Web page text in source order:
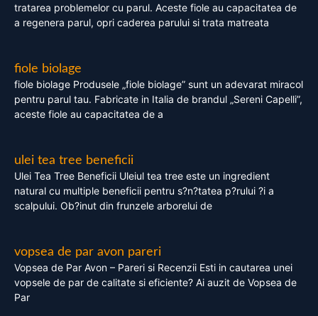
tratarea problemelor cu parul. Aceste fiole au capacitatea de
a regenera parul, opri caderea parului si trata matreata
fiole biolage
fiole biolage Produsele „fiole biolage” sunt un adevarat miracol
pentru parul tau. Fabricate in Italia de brandul „Sereni Capelli”,
aceste fiole au capacitatea de a
ulei tea tree beneficii
Ulei Tea Tree Beneficii Uleiul tea tree este un ingredient
natural cu multiple beneficii pentru s?n?tatea p?rului ?i a
scalpului. Ob?inut din frunzele arborelui de
vopsea de par avon pareri
Vopsea de Par Avon – Pareri si Recenzii Esti in cautarea unei
vopsele de par de calitate si eficiente? Ai auzit de Vopsea de
Par